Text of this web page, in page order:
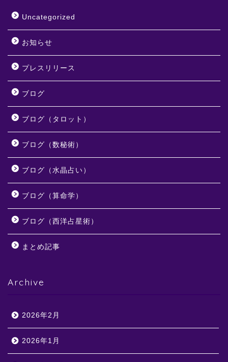
Uncategorized
お知らせ
プレスリリース
ブログ
ブログ（タロット）
ブログ（数秘術）
ブログ（水晶占い）
ブログ（算命学）
ブログ（西洋占星術）
まとめ記事
Archive
2026年2月
2026年1月